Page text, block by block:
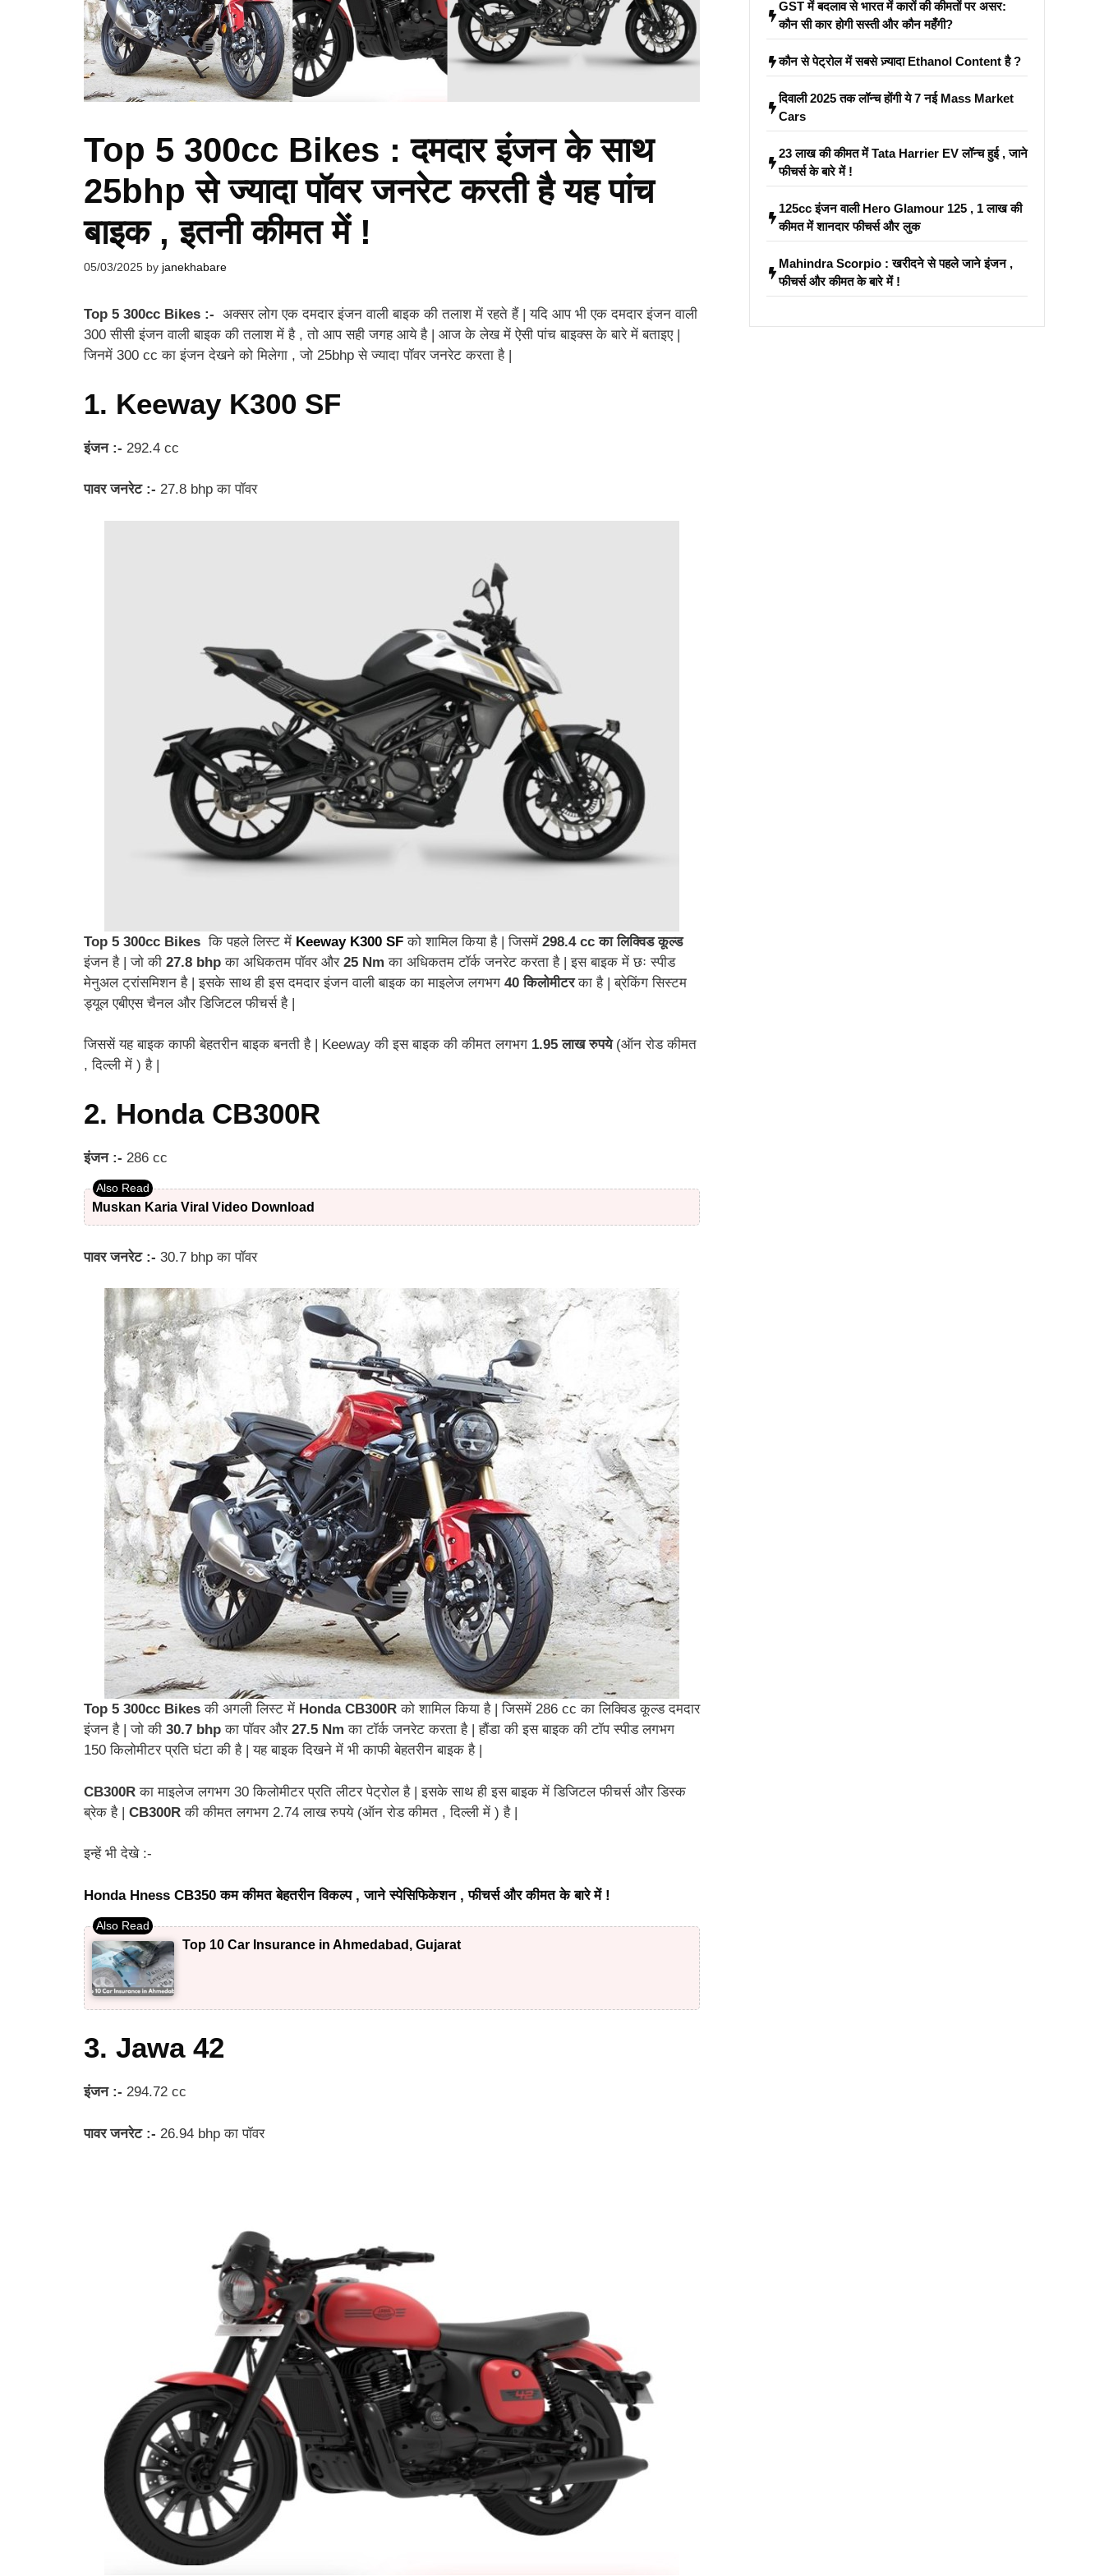
Top 5 300cc Bikes : दमदार इंजन के साथ
25bhp से ज्यादा पॉवर जनरेट करती है यह पांच
बाइक , इतनी कीमत में !
05/03/2025 by janekhabare
Top 5 300cc Bikes :- अक्सर लोग एक दमदार इंजन वाली बाइक की तलाश में रहते हैं | यदि आप भी एक दमदार इंजन वाली
300 सीसी इंजन वाली बाइक की तलाश में है , तो आप सही जगह आये है | आज के लेख में ऐसी पांच बाइक्स के बारे में बताइए |
जिनमें 300 cc का इंजन देखने को मिलेगा , जो 25bhp से ज्यादा पॉवर जनरेट करता है |
1. Keeway K300 SF
इंजन :- 292.4 cc
पावर जनरेट :- 27.8 bhp का पॉवर
Top 5 300cc Bikes कि पहले लिस्ट में Keeway K300 SF को शामिल किया है | जिसमें 298.4 cc का लिक्विड कूल्ड
इंजन है | जो की 27.8 bhp का अधिकतम पॉवर और 25 Nm का अधिकतम टॉर्क जनरेट करता है | इस बाइक में छः स्पीड
मेनुअल ट्रांसमिशन है | इसके साथ ही इस दमदार इंजन वाली बाइक का माइलेज लगभग 40 किलोमीटरका है | ब्रेकिंग सिस्टम
ड्यूल एबीएस चैनल और डिजिटल फीचर्स है |
जिससें यह बाइक काफी बेहतरीन बाइक बनती है | Keeway की इस बाइक की कीमत लगभग 1.95 लाख रुपये(ऑन रोड कीमत
, दिल्ली में ) है |
2. Honda CB300R
इंजन :- 286 cc
Muskan Karia Viral Video Download
पावर जनरेट :- 30.7 bhp का पॉवर
Top 5 300cc Bikes की अगली लिस्ट में Honda CB300R को शामिल किया है | जिसमें 286 cc का लिक्विड कूल्ड दमदार
इंजन है | जो की 30.7 bhp का पॉवर और27.5 Nm का टॉर्क जनरेट करता है | हौंडा की इस बाइक की टॉप स्पीड लगभग
150 किलोमीटर प्रति घंटा की है | यह बाइक दिखने में भी काफी बेहतरीन बाइक है |
CB300R का माइलेज लगभग 30 किलोमीटर प्रति लीटर पेट्रोल है | इसके साथ ही इस बाइक में डिजिटल फीचर्स और डिस्क
ब्रेक है | CB300R की कीमत लगभग 2.74 लाख रुपये (ऑन रोड कीमत , दिल्ली में ) है |
इन्हें भी देखे :-
Honda Hness CB350 कम कीमत बेहतरीन विकल्प , जाने स्पेसिफिकेशन , फीचर्स और कीमत के बारे में !
Top 10 Car Insurance in Ahmedabad, Gujarat
3. Jawa 42
इंजन :- 294.72 cc
पावर जनरेट :- 26.94 bhp का पॉवर
GST में बदलाव से भारत में कारों की कीमतों पर असर:
कौन सी कार होगी सस्ती और कौन महँगी?
कौन से पेट्रोल में सबसे ज़्यादा Ethanol Content है ?
दिवाली 2025 तक लॉन्च होंगी ये 7 नई Mass Market
Cars
23 लाख की कीमत में Tata Harrier EV लॉन्च हुई , जाने
फीचर्स के बारे में !
125cc इंजन वाली Hero Glamour 125 , 1 लाख की
कीमत में शानदार फीचर्स और लुक
Mahindra Scorpio : खरीदने से पहले जाने इंजन ,
फीचर्स और कीमत के बारे में !